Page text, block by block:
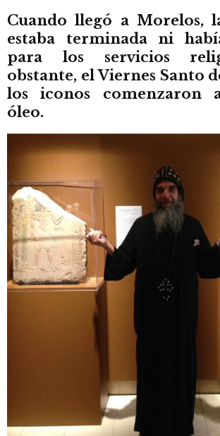
Cuando llegó a Morelos,
estaba terminada ni
para los servicios
obstante, el Viernes Santo
los iconos comenzaron
óleo.